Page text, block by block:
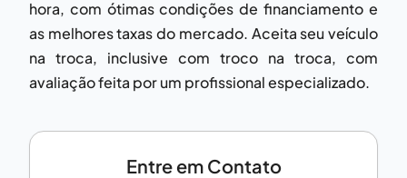
hora, com ótimas condições de financiamento e
as melhores taxas do mercado. Aceita seu veículo
na troca, inclusive com troco na troca, com
avaliação feita por um profissional especializado.
Entre em Contato